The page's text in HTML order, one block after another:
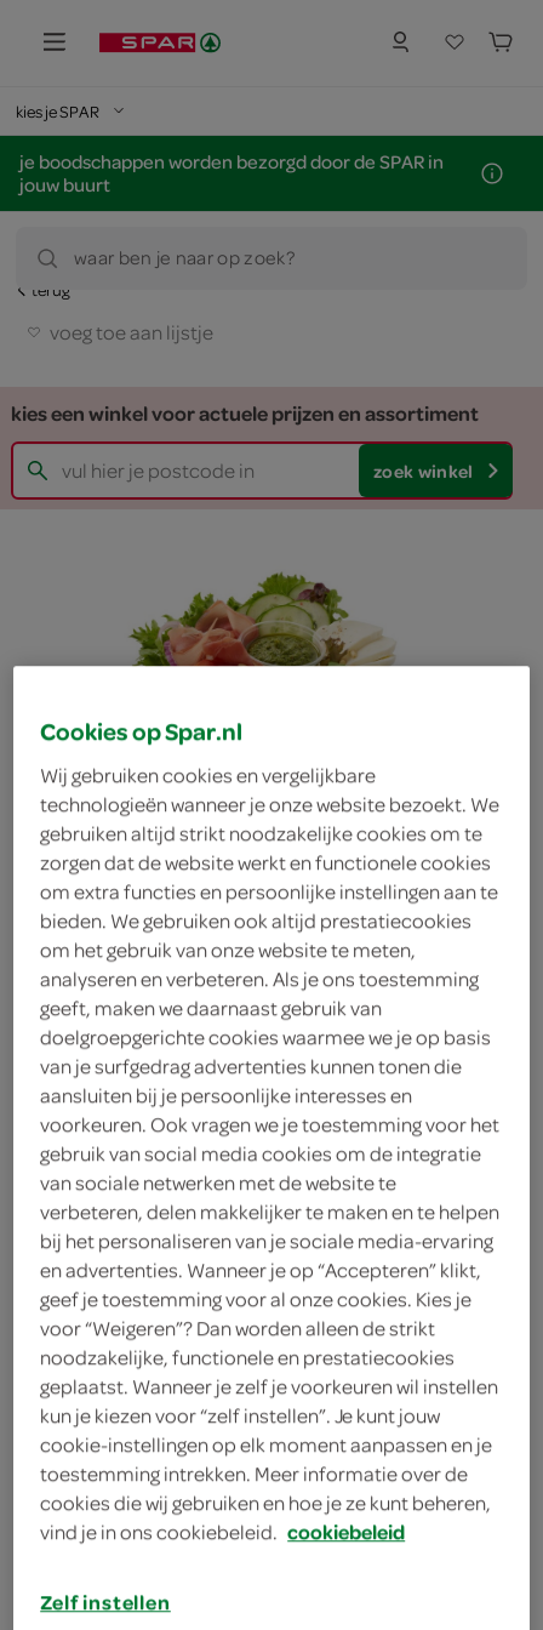
kies je SPAR
je boodschappen worden bezorgd door de SPAR in
jouw buurt
waar ben je naar op zoek?
terug
voeg toe aan lijstje
kies een winkel voor actuele prijzen en assortiment
zoek winkel
FoodClub salade
caprese serranoham
FoodClub
6.
25
1 Stuks
Let op: aanbiedingen zijn niet zichtbaar bij de
producten, maar worden wél automatisch
verwerkt in de winkelmand.
combineer tomaat, kaas en ham in één bak, ideaal als
frisse maar luxe lunch of lichte avondmaaltijd
Cookies op Spar.nl
Wij gebruiken cookies en vergelijkbare
technologieën wanneer je onze website bezoekt. We
gebruiken altijd strikt noodzakelijke cookies om te
zorgen dat de website werkt en functionele cookies
om extra functies en persoonlijke instellingen aan te
bieden. We gebruiken ook altijd prestatiecookies
om het gebruik van onze website te meten,
analyseren en verbeteren. Als je ons toestemming
geeft, maken we daarnaast gebruik van
doelgroepgerichte cookies waarmee we je op basis
van je surfgedrag advertenties kunnen tonen die
aansluiten bij je persoonlijke interesses en
voorkeuren. Ook vragen we je toestemming voor het
gebruik van social media cookies om de integratie
van sociale netwerken met de website te
verbeteren, delen makkelijker te maken en te helpen
bij het personaliseren van je sociale media-ervaring
en advertenties. Wanneer je op “Accepteren” klikt,
geef je toestemming voor al onze cookies. Kies je
voor “Weigeren”? Dan worden alleen de strikt
noodzakelijke, functionele en prestatiecookies
geplaatst. Wanneer je zelf je voorkeuren wil instellen
kun je kiezen voor “zelf instellen”. Je kunt jouw
cookie-instellingen op elk moment aanpassen en je
toestemming intrekken. Meer informatie over de
cookies die wij gebruiken en hoe je ze kunt beheren,
vind je in ons cookiebeleid. cookiebeleid
Zelf instellen